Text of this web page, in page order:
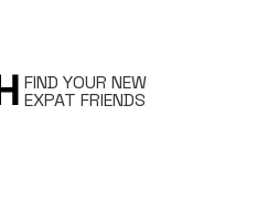
FIND YOUR NEW
EXPAT FRIENDS